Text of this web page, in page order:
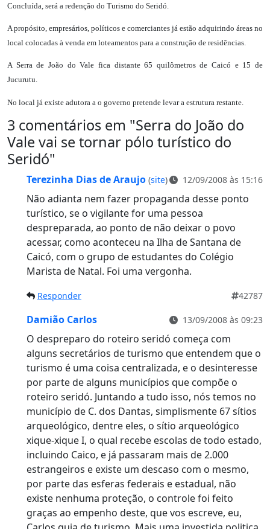
Concluída, será a redenção do Turismo do Seridó.
A propósito, empresários, políticos e comerciantes já estão adquirindo áreas no
local colocadas à venda em loteamentos para a construção de residências.
A Serra de João do Vale fica distante 65 quilômetros de Caicó e 15 de
Jucurutu.
No local já existe adutora a o governo pretende levar a estrutura restante.
3 comentários em "Serra do João do
Vale vai se tornar pólo turístico do
Seridó"
Terezinha Dias de Araujo (site) 12/09/2008 às 15:16
Não adianta nem fazer propaganda desse ponto
turístico, se o vigilante for uma pessoa
despreparada, ao ponto de não deixar o povo
acessar, como aconteceu na Ilha de Santana de
Caicó, com o grupo de estudantes do Colégio
Marista de Natal. Foi uma vergonha.
Responder 42787
Damião Carlos 13/09/2008 às 09:23
O despreparo do roteiro seridó começa com
alguns secretários de turismo que entendem que o
turismo é uma coisa centralizada, e o desinteresse
por parte de alguns municípios que compõe o
roteiro seridó. Juntando a tudo isso, nós temos no
município de C. dos Dantas, simplismente 67 sítios
arqueológico, dentre eles, o sítio arqueológico
xique-xique I, o qual recebe escolas de todo estado,
incluindo Caico, e já passaram mais de 2.000
estrangeiros e existe um descaso com o mesmo,
por parte das esferas federais e estadual, não
existe nenhuma proteção, o controle foi feito
graças ao empenho deste, que vos escreve, eu,